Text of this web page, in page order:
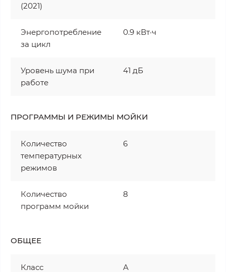
(2021)
Энергопотребление
за цикл
0.9 кВт·ч
Уровень шума при
работе
41 дБ
ПРОГРАММЫ И РЕЖИМЫ МОЙКИ
Количество
температурных
режимов
6
Количество
программ мойки
8
ОБЩЕЕ
Класс A